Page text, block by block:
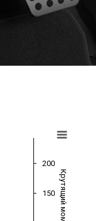
150
200